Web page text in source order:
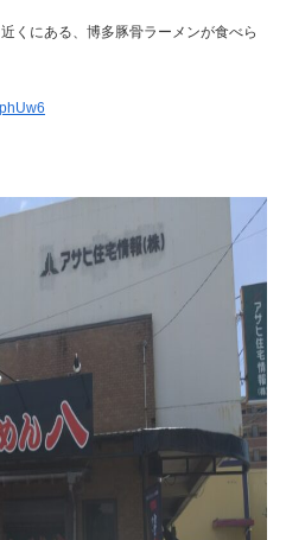
くにある、博多豚骨ラーメンが食べら